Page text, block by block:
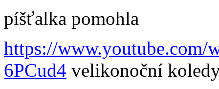
píšťalka pomohla
https://www.youtube.com/
6PCud4 velikonoční